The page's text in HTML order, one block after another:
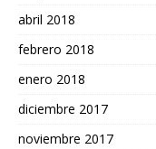
abril 2018
febrero 2018
enero 2018
diciembre 2017
noviembre 2017